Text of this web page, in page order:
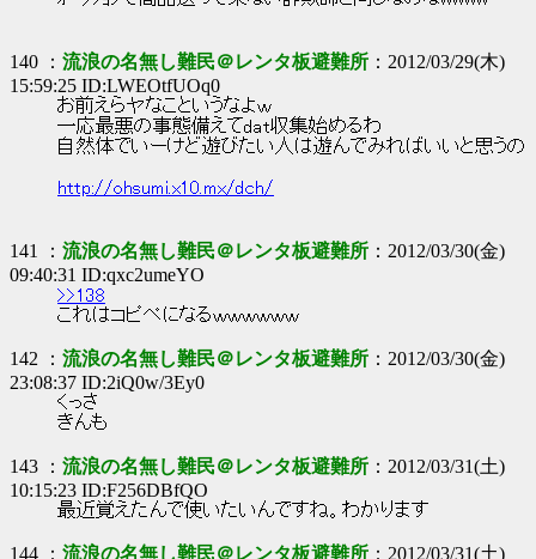
140 ： 流浪の名無し難民＠レンタ板避難所 ：2012/03/29(木)
15:59:25 ID:LWEOtfUOq0
お前えらヤなこというなよｗ
一応最悪の事態備えてdat収集始めるわ
自然体でいーけど遊びたい人は遊んでみればいいと思うの
http://ohsumi.x10.mx/dch/
141 ： 流浪の名無し難民＠レンタ板避難所 ：2012/03/30(金)
09:40:31 ID:qxc2umeYO
>>138
これはコピペになるｗｗｗｗｗｗ
142 ： 流浪の名無し難民＠レンタ板避難所 ：2012/03/30(金)
23:08:37 ID:2iQ0w/3Ey0
くっさ
きんも
143 ： 流浪の名無し難民＠レンタ板避難所 ：2012/03/31(土)
10:15:23 ID:F256DBfQO
最近覚えたんで使いたいんですね。わかります
144 ： 流浪の名無し難民＠レンタ板避難所 ：2012/03/31(土)